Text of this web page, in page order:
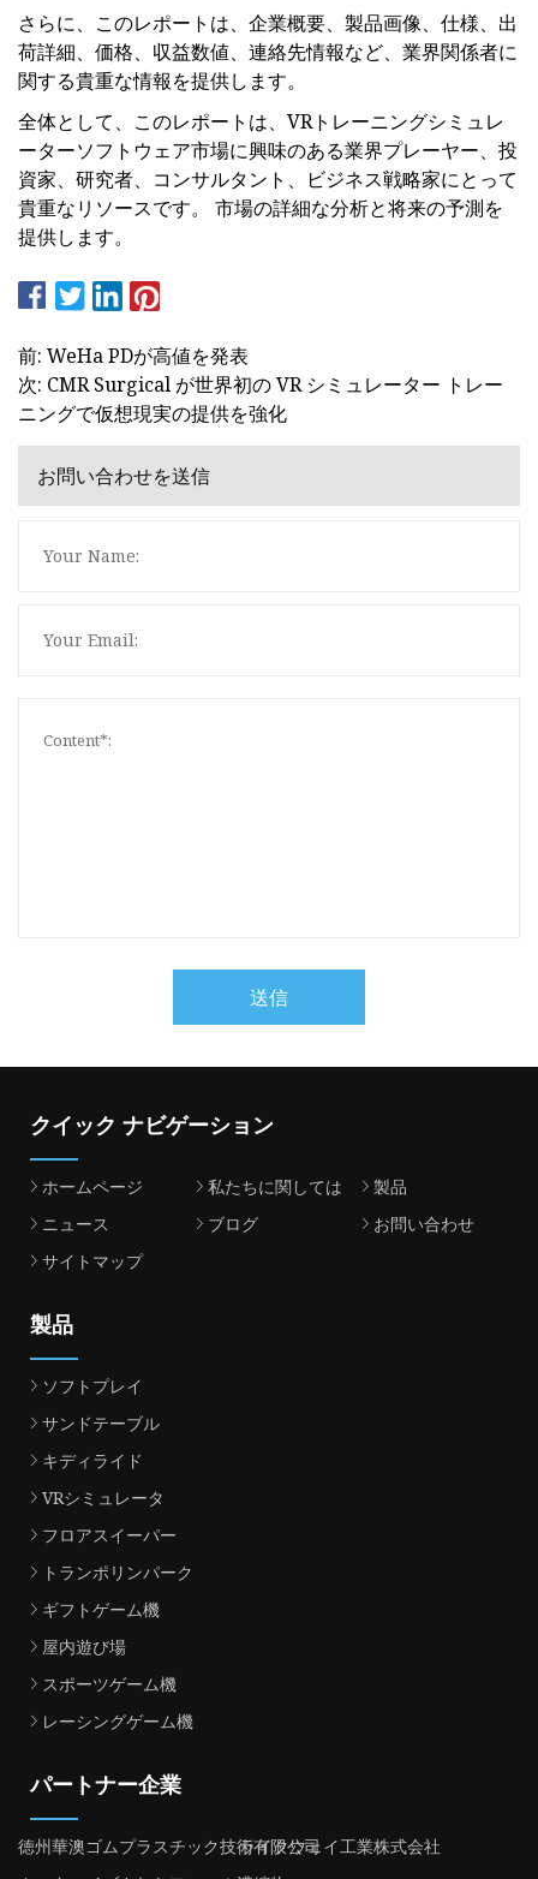
さらに、このレポートは、企業概要、製品画像、仕様、出
荷詳細、価格、収益数値、連絡先情報など、業界関係者に
関する貴重な情報を提供します。
全体として、このレポートは、VRトレーニングシミュレ
ーターソフトウェア市場に興味のある業界プレーヤー、投
資家、研究者、コンサルタント、ビジネス戦略家にとって
貴重なリソースです。 市場の詳細な分析と将来の予測を
提供します。
前: WeHa PDが高値を発表
次: CMR Surgical が世界初の VR シミュレーター トレー
ニングで仮想現実の提供を強化
お問い合わせを送信
送信
クイック ナビゲーション
ホームページ 私たちに関しては
製品
ニュース
ブログ
お問い合わせ
サイトマップ
製品
ソフトプレイ
サンドテーブル
キディライド
VRシミュレータ
フロアスイーパー
トランポリンパーク
ギフトゲーム機
屋内遊び場
スポーツゲーム機
レーシングゲーム機
パートナー企業
徳州華澳ゴムプラスチック技術有限公司ライクウェイ工業株式会社